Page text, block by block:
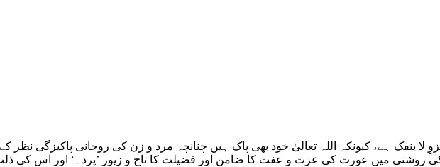
لا ینفک ہے، کیونکہ اللہ تعالیٰ خود بھی پاک ہیں چنانچہ مرد و زن کی روحانی پاکیزگی نظر
روشنی میں عورت کی عزت و عفت کا ضامن اور فضیلت کا تاج و زیور ’پردہ‘ اور اس کی ذلت